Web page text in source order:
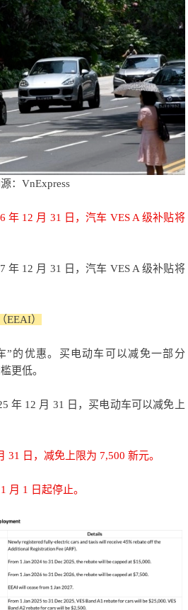
：VnExpress
年 12 月 31 日，汽车 VES A 级补贴将
年 12 月 31 日，汽车 VES A 级补贴将
EEAI）
”的优惠。买电动车可以减免一部分
更低。
年 12 月 31 日，买电动车可以减免上
31 日，减免上限为 7,500 新元。
月 1 日起停止。